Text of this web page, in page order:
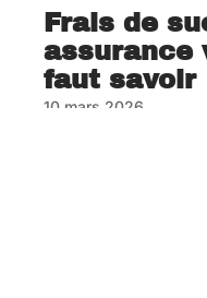
Frais de
assurance
faut savoir
10 mars 2026